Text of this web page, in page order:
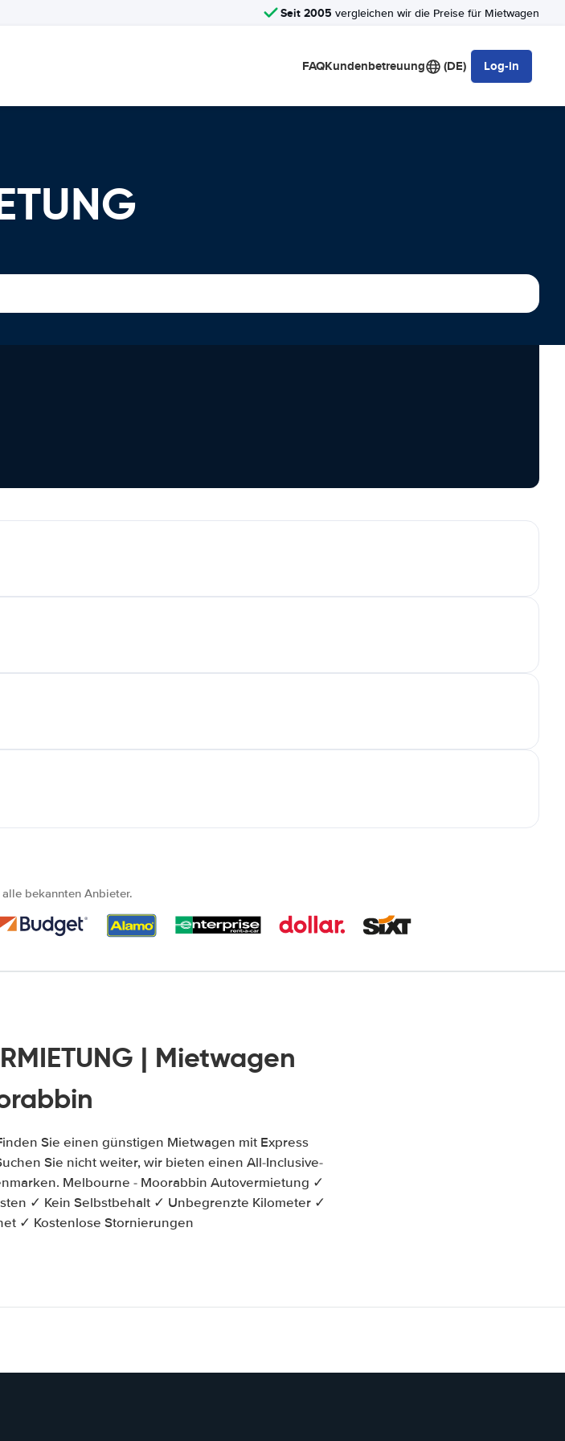
Seit 2005 vergleichen wir die Preise für Mietwagen
FAQKundenbetreuung (DE) Log-in
bekannten Anbieter.
| Mietwagen
Sie einen günstigen Mietwagen mit Express
Sie nicht weiter, wir bieten einen All-Inclusive-
Melbourne - Moorabbin Autovermietung ✓
✓ Kein Selbstbehalt ✓ Unbegrenzte Kilometer ✓
✓ Kostenlose Stornierungen